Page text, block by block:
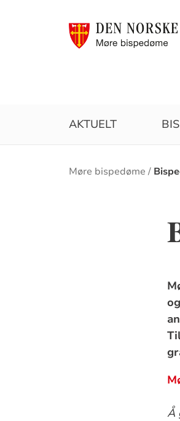
AKTUELT
Møre bispedøme
Å